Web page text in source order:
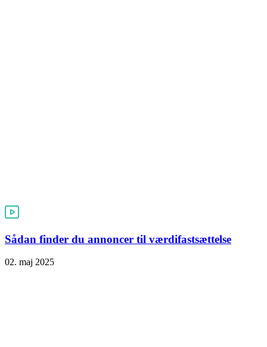
Sådan finder du annoncer til værdifastsættelse
02. maj 2025